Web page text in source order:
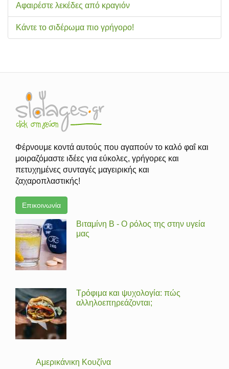
Αφαιρέστε λεκέδες από κραγιόν
Κάντε το σιδέρωμα πιο γρήγορο!
Φέρνουμε κοντά αυτούς που αγαπούν το καλό φαΐ και
μοιραζόμαστε ιδέες για εύκολες, γρήγορες και
πετυχημένες συνταγές μαγειρικής και
ζαχαροπλαστικής!
Επικοινωνία
Βιταμίνη Β - Ο ρόλος της στην υγεία
μας
Τρόφιμα και ψυχολογία: πώς
αλληλοεπηρεάζονται;
Αμερικάνικη Κουζίνα